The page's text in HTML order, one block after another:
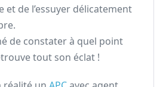
et de l’essuyer délicatement
de constater à quel point
tout son éclat !